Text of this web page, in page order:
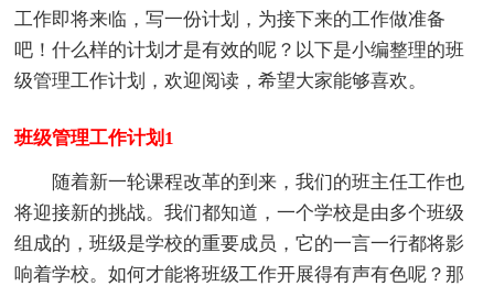
工作即将来临，写一份计划，为接下来的工作做准备
吧！什么样的计划才是有效的呢？以下是小编整理的班
级管理工作计划，欢迎阅读，希望大家能够喜欢。
班级管理工作计划1
随着新一轮课程改革的到来，我们的班主任工作也
将迎接新的挑战。我们都知道，一个学校是由多个班级
组成的，班级是学校的重要成员，它的一言一行都将影
响着学校。如何才能将班级工作开展得有声有色呢？那